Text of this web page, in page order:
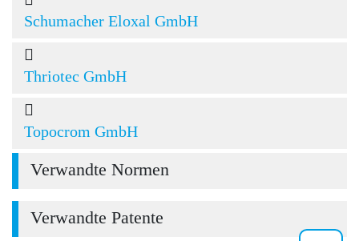
Schumacher Eloxal GmbH
Thriotec GmbH
Topocrom GmbH
Verwandte Normen
Verwandte Patente